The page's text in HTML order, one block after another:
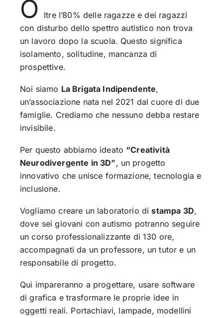
O
ltre l’80% delle ragazze e dei ragazzi
con disturbo dello spettro autistico non trova
un lavoro dopo la scuola. Questo significa
isolamento, solitudine, mancanza di
prospettive.
Noi siamo La Brigata Indipendente,
un’associazione nata nel 2021 dal cuore di due
famiglie. Crediamo che nessuno debba restare
invisibile.
Per questo abbiamo ideato “Creatività
Neurodivergente in 3D”, un progetto
innovativo che unisce formazione, tecnologia e
inclusione.
Vogliamo creare un laboratorio distampa 3D,
dove sei giovani con autismo potranno seguire
un corso professionalizzante di 130 ore,
accompagnati da un professore, un tutor e un
responsabile di progetto.
Qui impareranno a progettare, usare software
di grafica e trasformare le proprie idee in
oggetti reali. Portachiavi, lampade, modellini